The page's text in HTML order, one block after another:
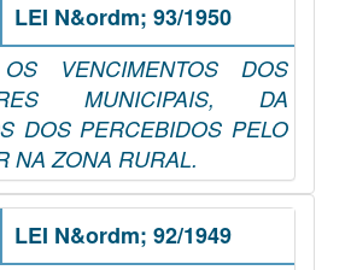
LEI N&ordm; 93/1950
VENCIMENTOS DOS
MUNICIPAIS, DA
DOS PERCEBIDOS PELO
NA ZONA RURAL.
LEI N&ordm; 92/1949